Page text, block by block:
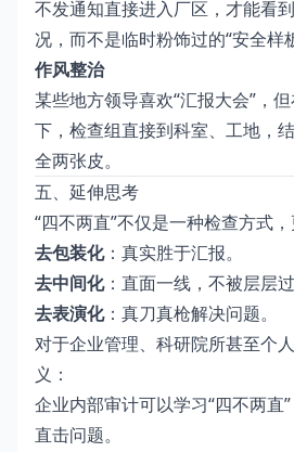
不发通知直接进入厂区，才能看
况，而不是临时粉饰过的“安全样板
作风整治
某些地方领导喜欢“汇报大会”，
下，检查组直接到科室、工地，
全两张皮。
五、延伸思考
“四不两直”不仅是一种检查方式
去包装化：真实胜于汇报。
去中间化：直面一线，不被层层过
去表演化：真刀真枪解决问题。
对于企业管理、科研院所甚至个
义：
企业内部审计可以学习“四不两直”
直击问题。